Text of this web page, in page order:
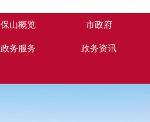
保山概览 市政府
政务服务 政务资讯